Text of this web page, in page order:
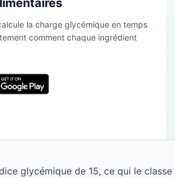
la charge glycémique en temps
comment chaque ingrédient
glycémique de 15, ce qui le